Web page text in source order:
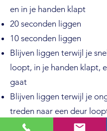
en in je handen klapt
20 seconden liggen
10 seconden liggen
Blijven liggen terwijl je
loopt, in je handen klapt,
gaat
Blijven liggen terwijl je
treden naar een deur
teruggaat